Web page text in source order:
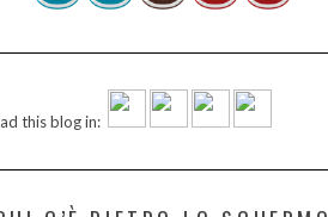
this blog in: